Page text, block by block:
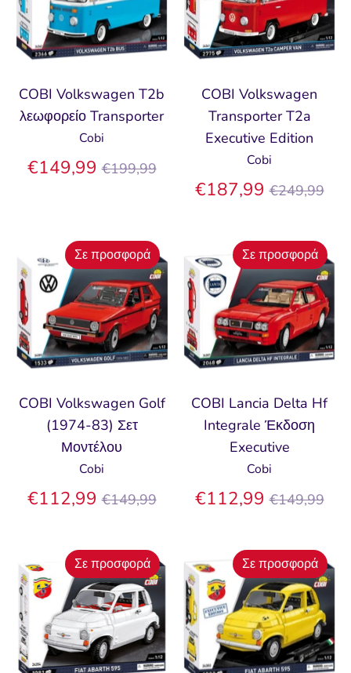
COBI Volkswagen T2b
λεωφορείο Transporter
Cobi
€149,99 Κανονική
€199,99
COBI Volkswagen
Transporter T2a
Executive Edition
Cobi
€187,99 Κανονική
€249,99
COBI Volkswagen Golf
(1974-83) Σετ
Μοντέλου
Cobi
€112,99 Κανονική
€149,99
Σε προσφορά
COBI Lancia Delta Hf
Integrale Έκδοση
Executive
Cobi
€112,99 Κανονική
€149,99
Σε προσφορά
Σε προσφορά Σε προσφορά